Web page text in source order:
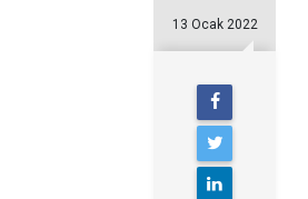
13 Ocak 2022